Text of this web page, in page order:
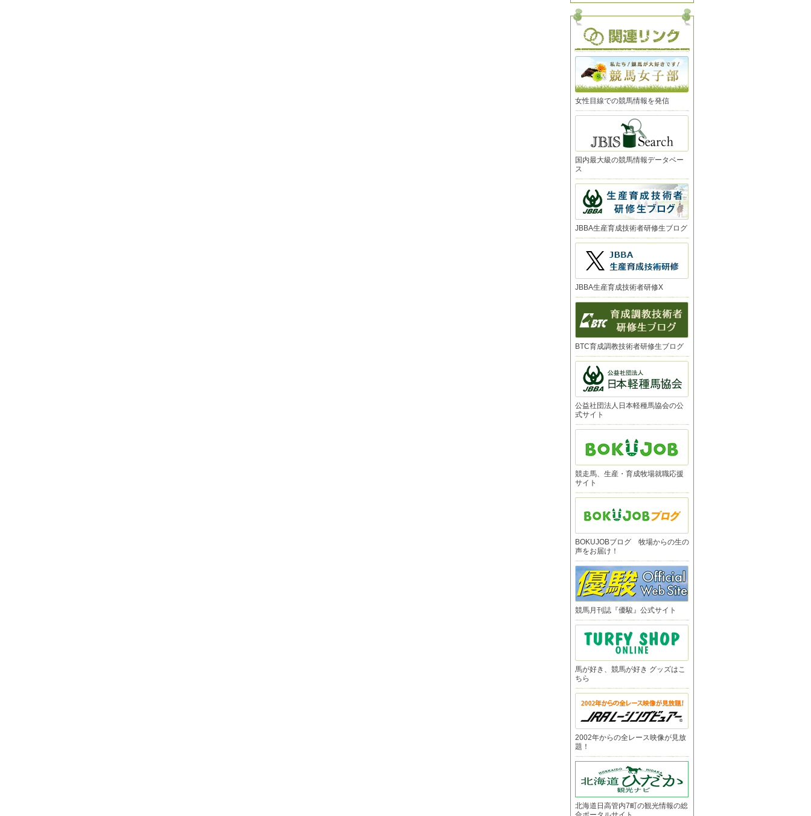
女性目線での競馬情報を発信
国内最大級の競馬情報データベー
ス
JBBA生産育成技術者研修生ブログ
JBBA生産育成技術者研修X
BTC育成調教技術者研修生ブログ
公益社団法人日本軽種馬協会の公
式サイト
競走馬、生産・育成牧場就職応援
サイト
BOKUJOBブログ 牧場からの生の
声をお届け！
競馬月刊誌『優駿』公式サイト
馬が好き、競馬が好き グッズはこ
ちら
2002年からの全レース映像が見放
題！
北海道日高管内7町の観光情報の総